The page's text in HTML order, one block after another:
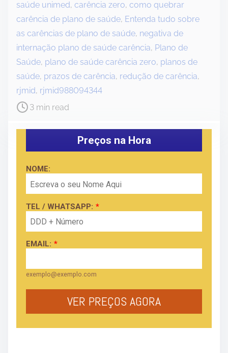
saúde unimed, carência zero, como quebrar
carência de plano de saúde, Entenda tudo sobre
as carências de plano de saúde, negativa de
internação plano de saúde carência, Plano de
Saúde, plano de saúde carência zero, planos de
saúde, prazos de carência, redução de carência,
rjmid, rjmid988094344
e
a
d
t
i
m
e
3 min read